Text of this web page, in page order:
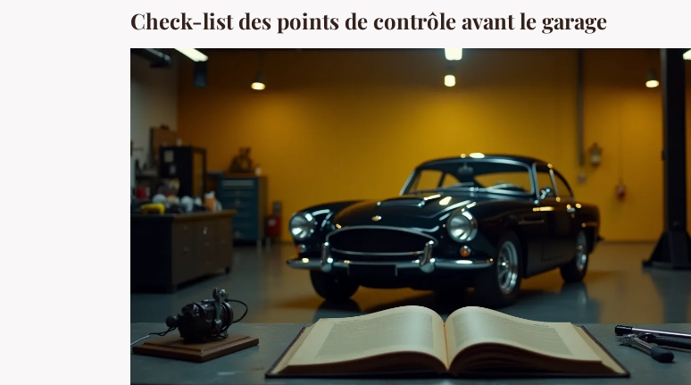
Check-list des points de contrôle avant le garage